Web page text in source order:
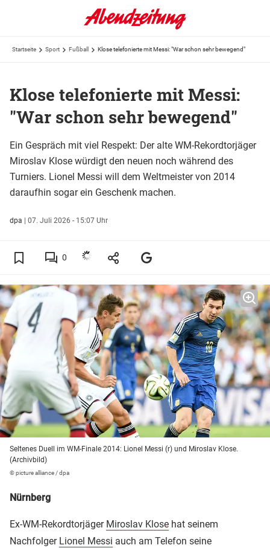
Startseite Sport Fußball Klose telefonierte mit Messi: "War schon sehr bewegend"
Klose telefonierte mit Messi:
"War schon sehr bewegend"
Ein Gespräch mit viel Respekt: Der alte WM-Rekordtorjäger
Miroslav Klose würdigt den neuen noch während des
Turniers. Lionel Messi will dem Weltmeister von 2014
daraufhin sogar ein Geschenk machen.
dpa | 07. Juli 2026 - 15:07 Uhr
0
Seltenes Duell im WM-Finale 2014: Lionel Messi (r) und Miroslav Klose.
(Archivbild)
© picture alliance / dpa
Nürnberg
Ex-WM-Rekordtorjäger Miroslav Klose hat seinem
Nachfolger Lionel Messi auch am Telefon seine